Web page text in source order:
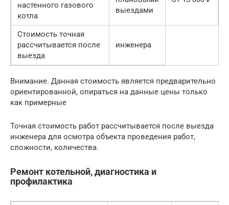
настенного газового
котла
выездами
Стоимость точная
рассчитывается после
выезда
инженера
Внимание. Данная стоимость является предварительно
ориентированной, опираться на данные цены только
как примерные
Точная стоимость работ рассчитывается после выезда
инженера для осмотра объекта проведения работ,
сложности, количества.
Ремонт котельной, диагностика и
профилактика